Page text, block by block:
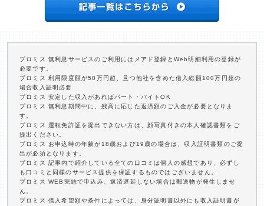
プロミス 無利息サービスのご利用にはメアド登録とWeb明細利用の登録が
必要です。
プロミス 利用限度額が50万円超、且つ他社を含めた借入総額100万円超の
場合収入証明必要
プロミス 安定した収入があればパート・バイトOK
プロミス 無利息期間中に、残高に応じた返済額のご入金が必要となりま
す。
プロミス 運転免許証を提出できない方は、顔写真付きの本人確認書類をご
提出ください。
プロミス お申込時の年齢が18歳および19歳の場合は、収入証明書類のご提
出が必須となります。
プロミス 記事内で紹介している全ての口コミは個人の感想であり、必ずし
も口コミと同様のサービス提供を保証するものではございません。
プロミス WEB完結で申込み、返済遅延しない場合は郵送物が発生しませ
ん。
プロミス 借入希望額や条件によっては、身分証明書以外にも収入証明書が